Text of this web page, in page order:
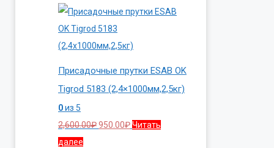
Присадочные прутки ESAB OK
Tigrod 5183 (2,4×1000мм,2,5кг)
0из 5
2,600.00₽Первоначальная
950.00₽Текущая
Читать
далее